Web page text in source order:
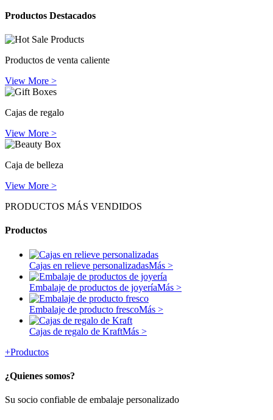
Productos Destacados
Productos de venta caliente
View More >
Cajas de regalo
View More >
Caja de belleza
View More >
PRODUCTOS MÁS VENDIDOS
Productos
Cajas en relieve personalizadasMás >
Embalaje de productos de joyeríaMás >
Embalaje de producto frescoMás >
Cajas de regalo de KraftMás >
+Productos
¿Quienes somos?
Su socio confiable de embalaje personalizado